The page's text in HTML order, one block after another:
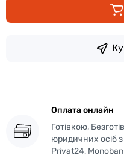
Оплата онлайн
Готівкою,
юридичних осіб
Privat24,